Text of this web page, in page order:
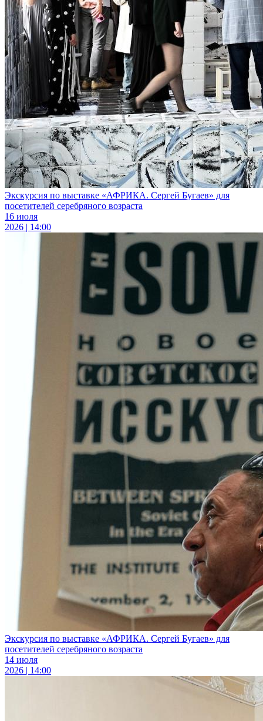
Экскурсия по выставке «АФРИКА. Сергей Бугаев» для
посетителей серебряного возраста
16 июля
2026 | 14:00
Экскурсия по выставке «АФРИКА. Сергей Бугаев» для
посетителей серебряного возраста
14 июля
2026 | 14:00